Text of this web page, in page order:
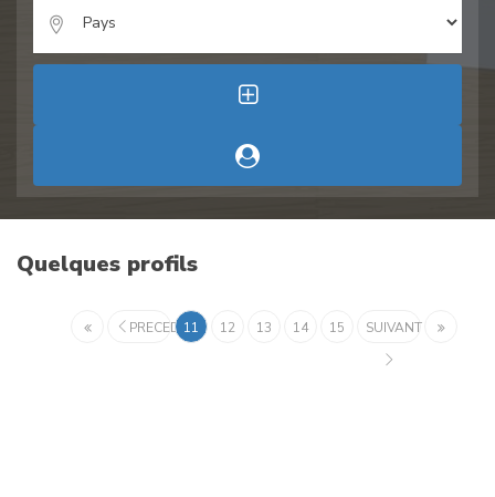
Quelques profils
PRECEDENT
11 12 13 14 15 SUIVANT